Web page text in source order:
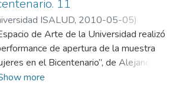
11
ISALUD, 2010-05-05)
de Comunicación,
ISALUD
de Arte de la Universidad realizó
de apertura de la muestra
en el Bicentenario”, de Alejandro
more